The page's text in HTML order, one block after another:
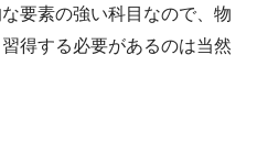
要素の強い科目なので、物
得する必要があるのは当然